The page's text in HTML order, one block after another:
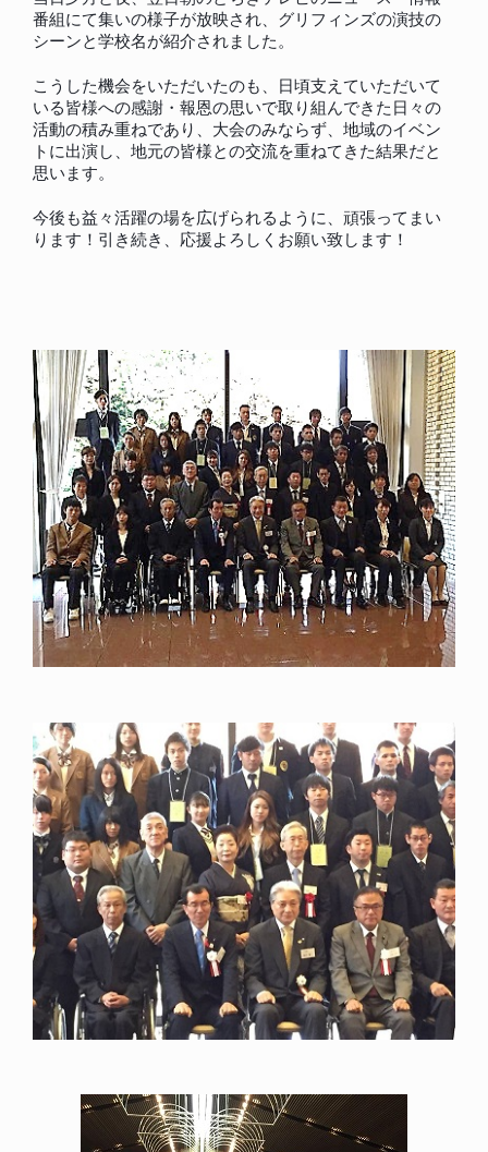
番組にて集いの様子が放映さ れ、グリフィンズの演技の
シーンと学校名が紹介されました。
こうした機会をいただいたのも、日頃支えていただいて
いる皆様への感謝・報恩の思いで取り組んできた日々の
活動の積み重ねであり、大会のみならず、地域のイベン
トに出演し、地元の皆様との交流を重ねてきた結果だと
思います。
今後も益々活躍の場を広げられるように、頑張ってまい
ります！引き続き、応援よろしくお願い致します！